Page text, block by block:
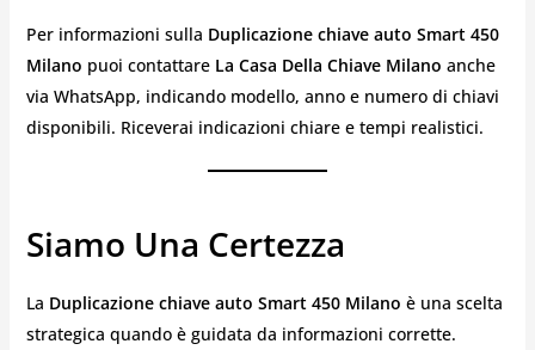
Per informazioni sulla Duplicazione chiave auto Smart 450
Milano puoi contattare La Casa Della Chiave Milano anche
via WhatsApp, indicando modello, anno e numero di chiavi
disponibili. Riceverai indicazioni chiare e tempi realistici.
Siamo Una Certezza
La Duplicazione chiave auto Smart 450 Milano è una scelta
strategica quando è guidata da informazioni corrette.